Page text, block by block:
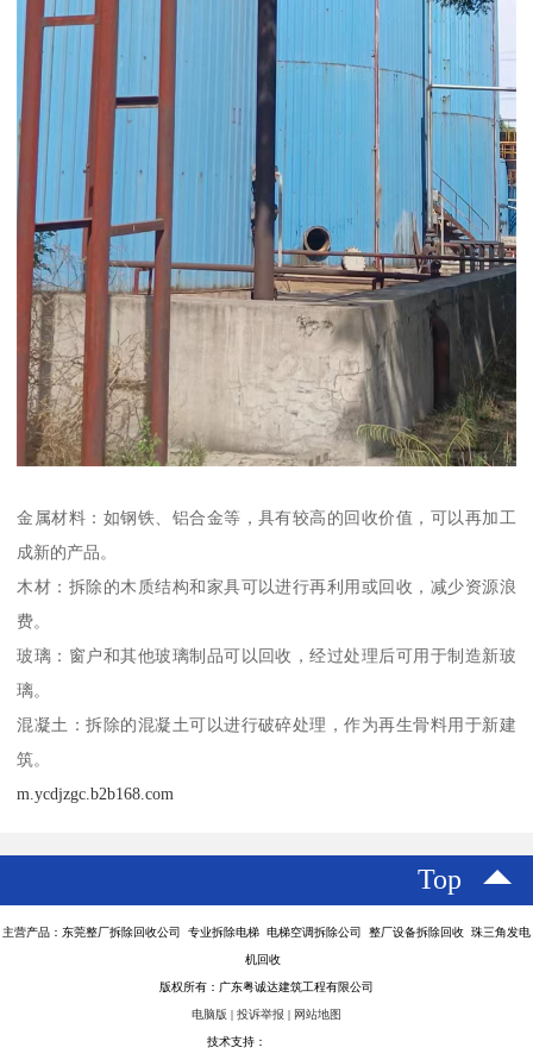
金属材料：如钢铁、铝合金等，具有较高的回收价值，可以再加工
成新的产品。
木材：拆除的木质结构和家具可以进行再利用或回收，减少资源浪
费。
玻璃：窗户和其他玻璃制品可以回收，经过处理后可用于制造新玻
璃。
混凝土：拆除的混凝土可以进行破碎处理，作为再生骨料用于新建
筑。
m.ycdjzgc.b2b168.com
Top
主营产品：东莞整厂拆除回收公司 专业拆除电梯 电梯空调拆除公司 整厂设备拆除回收 珠三角发电
机回收
版权所有：广东粤诚达建筑工程有限公司
电脑版 | 投诉举报 | 网站地图
技术支持：